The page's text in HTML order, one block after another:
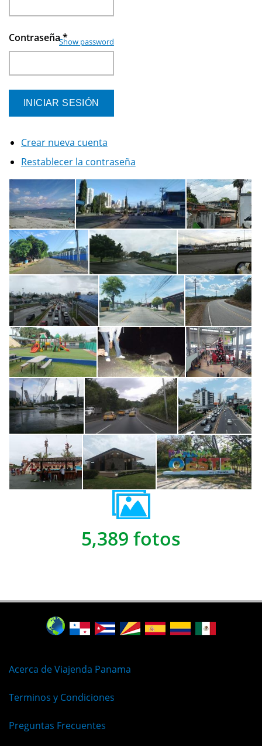
Contraseña*
Show password
Crear nueva cuenta
Restablecer la contraseña
5,389 fotos
Acerca de Viajenda Panama
Terminos y Condiciones
Preguntas Frecuentes